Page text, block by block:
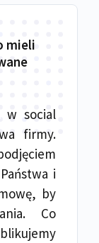
mieli
w social
firmy.
i
by
Co